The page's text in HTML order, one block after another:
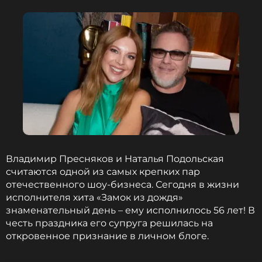
Владимир Пресняков и Наталья Подольская
считаются одной из самых крепких пар
отечественного шоу-бизнеса. Сегодня в жизни
исполнителя хита «Замок из дождя»
знаменательный день – ему исполнилось 56 лет! В
честь праздника его супруга решилась на
откровенное признание в личном блоге.